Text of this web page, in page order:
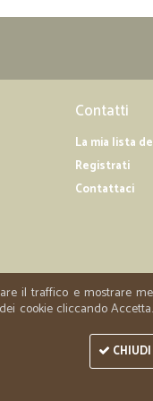
Contatti
La mia lista
Registrati
Contattaci
il traffico e mostrare
cookie cliccando